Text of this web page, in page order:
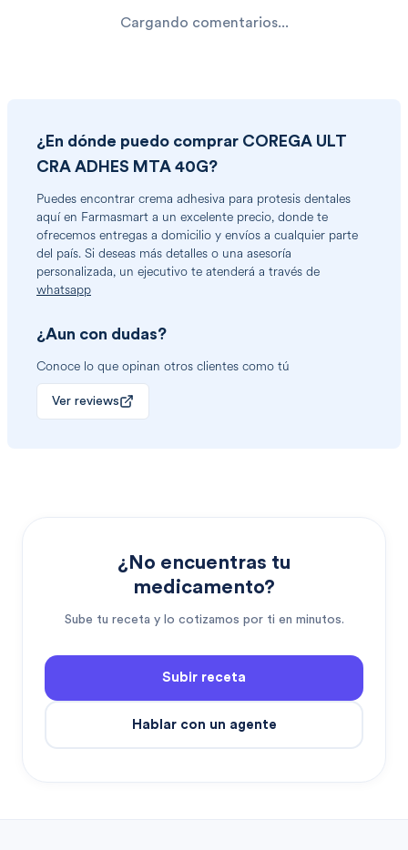
Cargando comentarios...
¿En dónde puedo comprar COREGA ULT
CRA ADHES MTA 40G?
Puedes encontrar crema adhesiva para protesis dentales
aquí en Farmasmart a un excelente precio, donde te
ofrecemos entregas a domicilio y envíos a cualquier parte
del país. Si deseas más detalles o una asesoría
personalizada, un ejecutivo te atenderá a través de
whatsapp
¿Aun con dudas?
Conoce lo que opinan otros clientes como tú
Ver reviews
¿No encuentras tu
medicamento?
Sube tu receta y lo cotizamos por ti en minutos.
Subir receta
Hablar con un agente